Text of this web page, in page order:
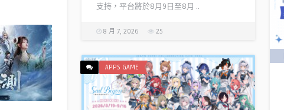
支持，平台將於8月9日至8月 ..
8 月 7, 2026 25
APPS GAME